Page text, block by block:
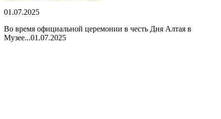
01.07.2025
Во время официальной церемонии в честь Дня Алтая в
Музее...01.07.2025